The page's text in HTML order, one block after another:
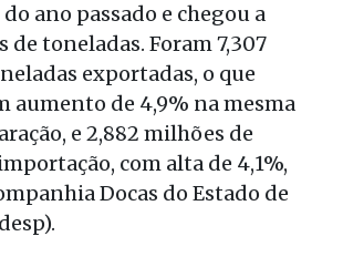
ano passado e chegou a
de toneladas. Foram 7,307
exportadas, o que
aumento de 4,9% na mesma
e 2,882 milhões de
com alta de 4,1%,
Docas do Estado de